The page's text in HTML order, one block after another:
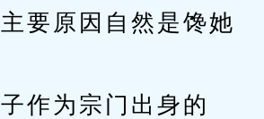
要原因自然是馋她
为宗门出身的